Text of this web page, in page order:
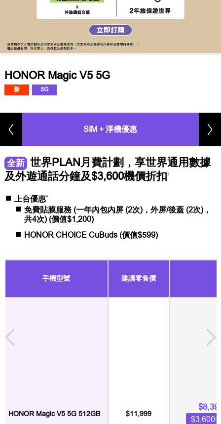
HONOR Magic V5 5G
新 5G
SIM + 淨機優惠
全新 世界PLAN月費計劃，享世界通用數據
及外遊通話分鐘及$3,600機價折扣 1
上台優惠^
免費貼膜服務 (一年內包內屏 (2次)，外屏/後蓋 (2次)，
共4次) (價值$1,200)
HONOR CHOICE CuBuds (價值$599)
手機型號
建議零售價
HONOR Magic V5 5G 512GB $11,999
$3,600